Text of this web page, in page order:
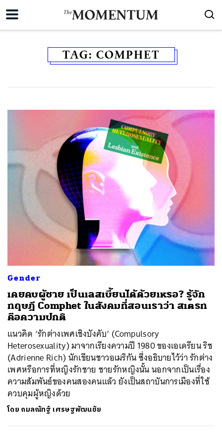
TAG: COMPHET
Gender
เคยคบผู้ชาย เป็นเลสเบี้ยนได้ด้วยเหรอ? รู้จัก
ทฤษฎี Comphet ในสังคมที่สอนเราว่า สเตรท
คือความปกติ
แนวคิด ‘รักต่างเพศเชิงบังคับ’ (Compulsory
Heterosexuality) มาจากเรียงความปี 1980 ของเอเดรียน ริช
(Adrienne Rich) นักเขียนชาวอเมริกัน ซึ่งอธิบายไว้ว่า รักต่าง
เพศหรือการที่หญิงรักชาย ชายรักหญิงนั้น นอกจากเป็นเรื่อง
ความสัมพันธ์ของคนสองคนแล้ว ยังเป็นสถาบันการเมืองที่ใช้
ควบคุมผู้หญิงด้วย
โดย กมลณัทฐ์ เศรษฐพัฒนชัย